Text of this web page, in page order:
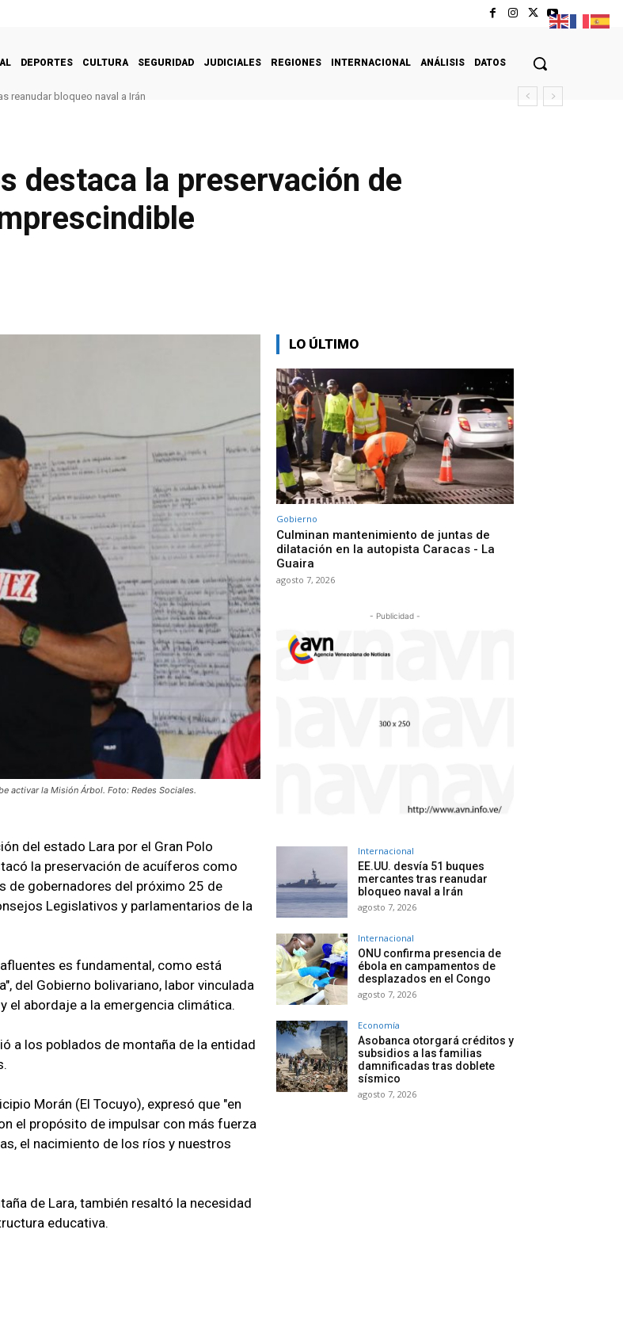
DEPORTES CULTURA SEGURIDAD JUDICIALES REGIONES INTERNACIONAL ANÁLISIS DATOS
reanudar bloqueo naval a Irán
destaca la preservación de
activar la Misión Árbol. Foto: Redes Sociales.
del estado Lara por el Gran Polo
la preservación de acuíferos como
de gobernadores del próximo 25 de
Legislativos y parlamentarios de la
es fundamental, como está
del Gobierno bolivariano, labor vinculada
el abordaje a la emergencia climática.
a los poblados de montaña de la entidad
Morán (El Tocuyo), expresó que "en
el propósito de impulsar con más fuerza
el nacimiento de los ríos y nuestros
de Lara, también resaltó la necesidad
educativa.
LO ÚLTIMO
Gobierno
Culminan mantenimiento de juntas de
dilatación en la autopista Caracas - La
Guaira
agosto 7, 2026
- Publicidad -
Internacional
EE.UU. desvía 51 buques
mercantes tras reanudar
bloqueo naval a Irán
agosto 7, 2026
Internacional
ONU confirma presencia de
ébola en campamentos de
desplazados en el Congo
agosto 7, 2026
Economía
Asobanca otorgará créditos y
subsidios a las familias
damnificadas tras doblete
sísmico
agosto 7, 2026